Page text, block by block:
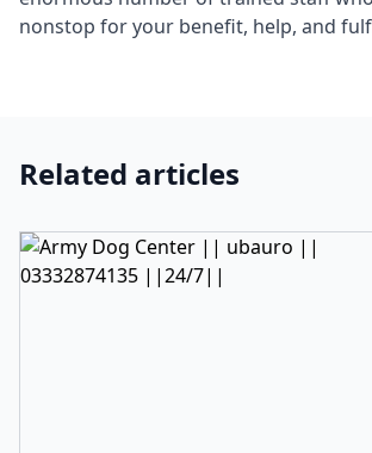
nonstop for your benefit, help, and
Related articles